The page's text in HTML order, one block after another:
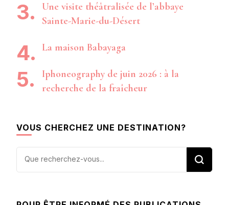
Une visite théâtralisée de l’abbaye
Sainte-Marie-du-Désert
La maison Babayaga
Iphoneography de juin 2026 : à la
recherche de la fraîcheur
VOUS CHERCHEZ UNE DESTINATION?
Vous